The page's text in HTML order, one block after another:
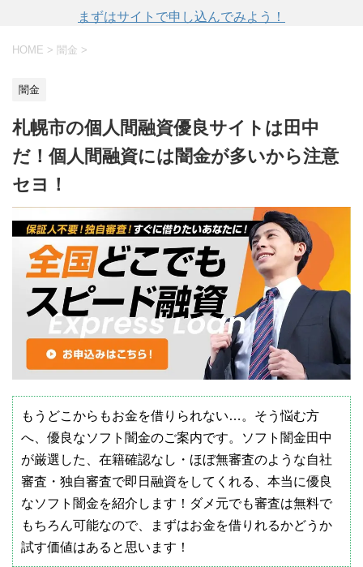
まずはサイトで申し込んでみよう！
HOME > 闇金 >
闇金
札幌市の個人間融資優良サイトは田中
だ！個人間融資には闇金が多いから注意
セヨ！
もうどこからもお金を借りられない…。そう悩む方
へ、優良なソフト闇金のご案内です。ソフト闇金田中
が厳選した、在籍確認なし・ほぼ無審査のような自社
審査・独自審査で即日融資をしてくれる、本当に優良
なソフト闇金を紹介します！ダメ元でも審査は無料で
もちろん可能なので、まずはお金を借りれるかどうか
試す価値はあると思います！